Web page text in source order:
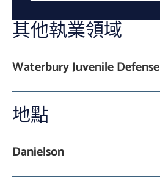
其他執業領域
Waterbury Juvenile Defense
地點
Danielson